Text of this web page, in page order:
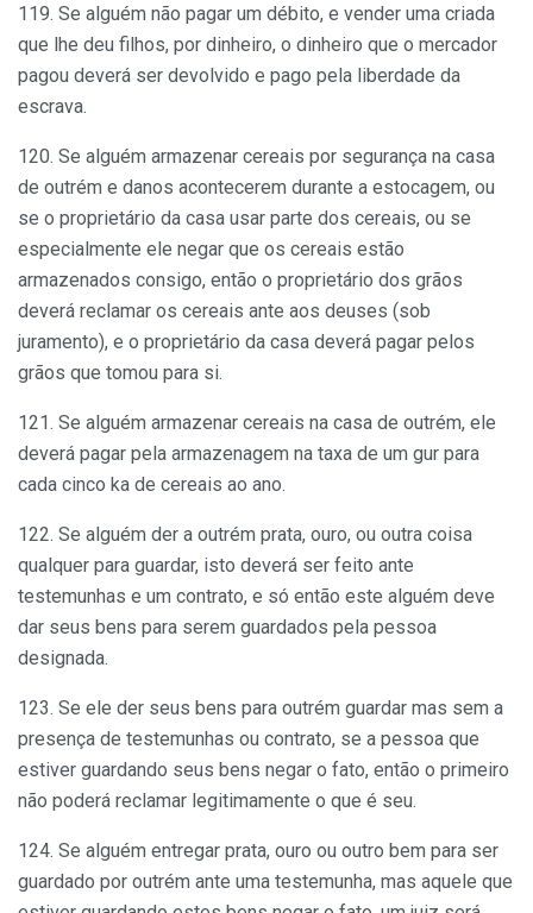
119. Se alguém não pagar um débito, e vender uma criada
que lhe deu filhos, por dinheiro, o dinheiro que o mercador
pagou deverá ser devolvido e pago pela liberdade da
escrava.
120. Se alguém armazenar cereais por segurança na casa
de outrém e danos acontecerem durante a estocagem, ou
se o proprietário da casa usar parte dos cereais, ou se
especialmente ele negar que os cereais estão
armazenados consigo, então o proprietário dos grãos
deverá reclamar os cereais ante aos deuses (sob
juramento), e o proprietário da casa deverá pagar pelos
grãos que tomou para si.
121. Se alguém armazenar cereais na casa de outrém, ele
deverá pagar pela armazenagem na taxa de um gur para
cada cinco ka de cereais ao ano.
122. Se alguém der a outrém prata, ouro, ou outra coisa
qualquer para guardar, isto deverá ser feito ante
testemunhas e um contrato, e só então este alguém deve
dar seus bens para serem guardados pela pessoa
designada.
123. Se ele der seus bens para outrém guardar mas sem a
presença de testemunhas ou contrato, se a pessoa que
estiver guardando seus bens negar o fato, então o primeiro
não poderá reclamar legitimamente o que é seu.
124. Se alguém entregar prata, ouro ou outro bem para ser
guardado por outrém ante uma testemunha, mas aquele que